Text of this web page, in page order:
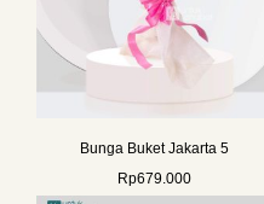
Bunga Buket Jakarta 5
Rp679.000